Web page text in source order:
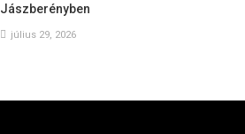
Jászberényben
július 29, 2026